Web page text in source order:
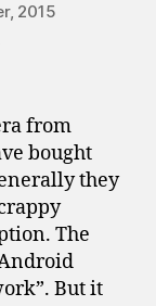
2015
ESCAM
from
bought
they
The
But it